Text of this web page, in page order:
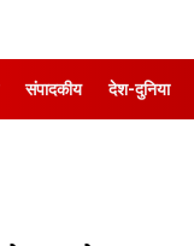
संपादकीय देश-दुनिया